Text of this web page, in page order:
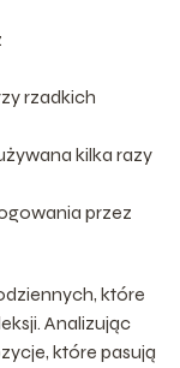
rzadkich
kilka razy
przez
które
Analizując
które pasują